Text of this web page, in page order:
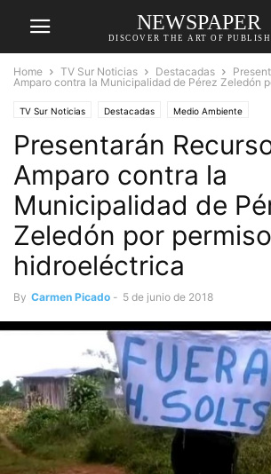
NEWSPAPER
DISCOVER THE ART OF
Home TV Sur Noticias Destacadas
Amparo contra la Municipalidad de Pérez Zeledón
TV Sur Noticias Destacadas Medio Ambiente
Presentarán
Amparo contra la
Municipalidad de
Zeledón por
hidroeléctrica
By Carmen Picado - 5 de junio de 2018